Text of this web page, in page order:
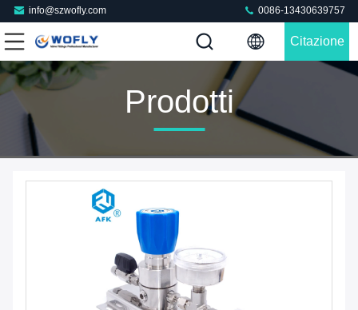
info@szwofly.com 0086-13430639757
Citazione
Prodotti